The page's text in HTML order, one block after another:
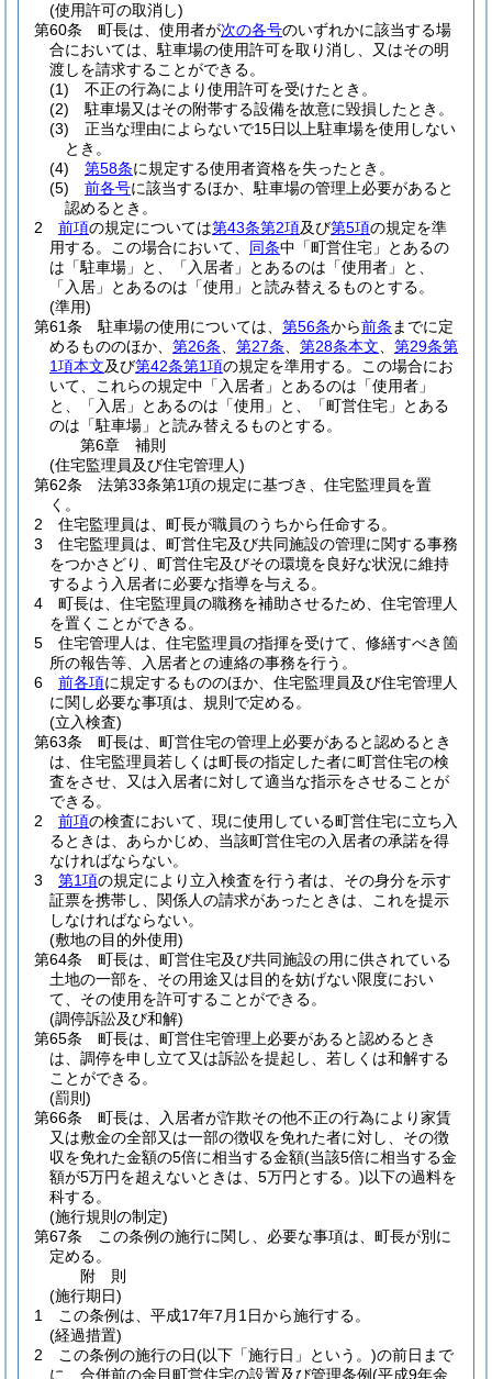
(使用許可の取消し)
第60条
町長は、使用者が次の各号のいずれかに該当する場
合においては、駐車場の使用許可を取り消し、又はその明
渡しを請求することができる。
(1)
不正の行為により使用許可を受けたとき。
(2)
駐車場又はその附帯する設備を故意に毀損したとき。
(3)
正当な理由によらないで15日以上駐車場を使用しない
とき。
(4)
第58条に規定する使用者資格を失ったとき。
(5)
前各号に該当するほか、駐車場の管理上必要があると
認めるとき。
2
前項の規定については第43条第2項及び第5項の規定を準
用する。
この場合において、 同条中「町営住宅」とあるの
は「駐車場」と、「入居者」とあるのは「使用者」と、
「入居」とあるのは「使用」と読み替えるものとする。
(準用)
第61条
駐車場の使用については、 第56条から前条 までに定
めるもののほか、 第26条 第27条 第28条本文
第29条第
1項本文及び第42条第1項の規定を準用する。
この場合にお
いて、これらの規定中「入居者」とあるのは「使用者」
と、「入居」とあるのは「使用」と、「町営住宅」とある
のは「駐車場」と読み替えるものとする。
第6章
補則
(住宅監理員及び住宅管理人)
第62条
法第33条第1項の規定に基づき、住宅監理員を置
く。
2
住宅監理員は、町長が職員のうちから任命する。
3
住宅監理員は、町営住宅及び共同施設の管理に関する事務
をつかさどり、町営住宅及びその環境を良好な状況に維持
するよう入居者に必要な指導を与える。
4
町長は、住宅監理員の職務を補助させるため、住宅管理人
を置くことができる。
5
住宅管理人は、住宅監理員の指揮を受けて、修繕すべき箇
所の報告等、入居者との連絡の事務を行う。
6
前各項に規定するもののほか、住宅監理員及び住宅管理人
に関し必要な事項は、規則で定める。
(立入検査)
第63条
町長は、町営住宅の管理上必要があると認めるとき
は、住宅監理員若しくは町長の指定した者に町営住宅の検
査をさせ、又は入居者に対して適当な指示をさせることが
できる。
2
前項の検査において、現に使用している町営住宅に立ち入
るときは、あらかじめ、当該町営住宅の入居者の承諾を得
なければならない。
3
第1項の規定により立入検査を行う者は、その身分を示す
証票を携帯し、関係人の請求があったときは、これを提示
しなければならない。
(敷地の目的外使用)
第64条
町長は、町営住宅及び共同施設の用に供されている
土地の一部を、その用途又は目的を妨げない限度におい
て、その使用を許可することができる。
(調停訴訟及び和解)
第65条
町長は、町営住宅管理上必要があると認めるとき
は、調停を申し立て又は訴訟を提起し、若しくは和解する
ことができる。
(罰則)
第66条
町長は、入居者が詐欺その他不正の行為により家賃
又は敷金の全部又は一部の徴収を免れた者に対し、その徴
収を免れた金額の5倍に相当する金額(当該5倍に相当する金
額が5万円を超えないときは、5万円とする。)以下の過料を
科する。
(施行規則の制定)
第67条
この条例の施行に関し、必要な事項は、町長が別に
定める。
附 則
(施行期日)
1
この条例は、平成17年7月1日から施行する。
(経過措置)
2
この条例の施行の日(以下「施行日」という。)の前日まで
に、合併前の余目町営住宅の設置及び管理条例(平成9年余